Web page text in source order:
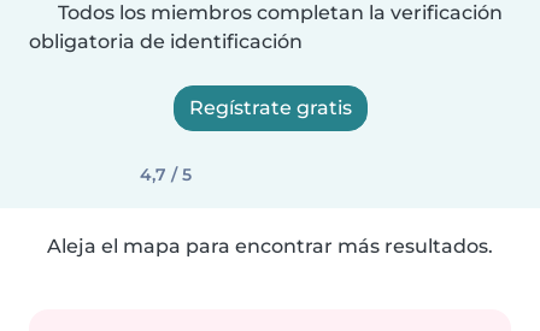
Todos los miembros completan la verificación
obligatoria de identificación
Regístrate gratis
4,7 / 5
Aleja el mapa para encontrar más resultados.